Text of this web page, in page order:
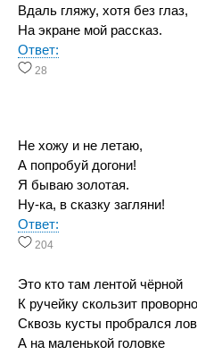
Вдаль гляжу, хотя без глаз,
На экране мой рассказ.
Ответ:
28
Не хожу и не летаю,
А попробуй догони!
Я бываю золотая.
Ну-ка, в сказку загляни!
Ответ:
204
Это кто там лентой чёрной
К ручейку скользит
Сквозь кусты пробрался
А на маленькой головке